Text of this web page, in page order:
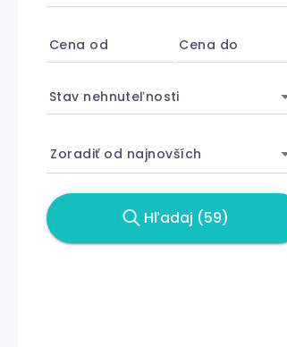
Cena od Cena do
Stav nehnuteľnosti
Zoradiť od najnovších
Hľadaj (59)